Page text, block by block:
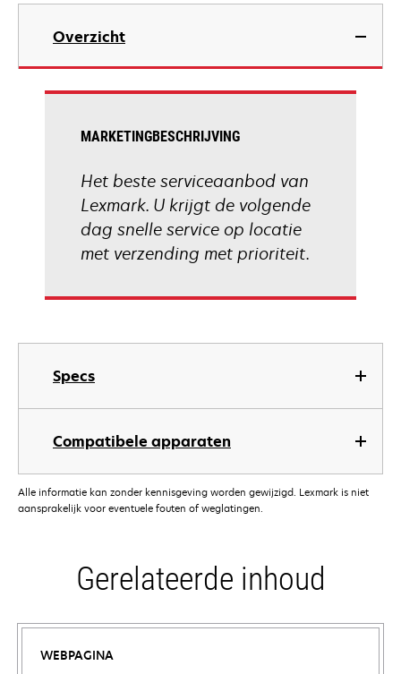
Overzicht
Specs
Compatibele apparaten
MARKETINGBESCHRIJVING
Het beste serviceaanbod van
Lexmark. U krijgt de volgende
dag snelle service op locatie
met verzending met prioriteit.
Alle informatie kan zonder kennisgeving worden gewijzigd. Lexmark is niet
aansprakelijk voor eventuele fouten of weglatingen.
Gerelateerde inhoud
WEBPAGINA